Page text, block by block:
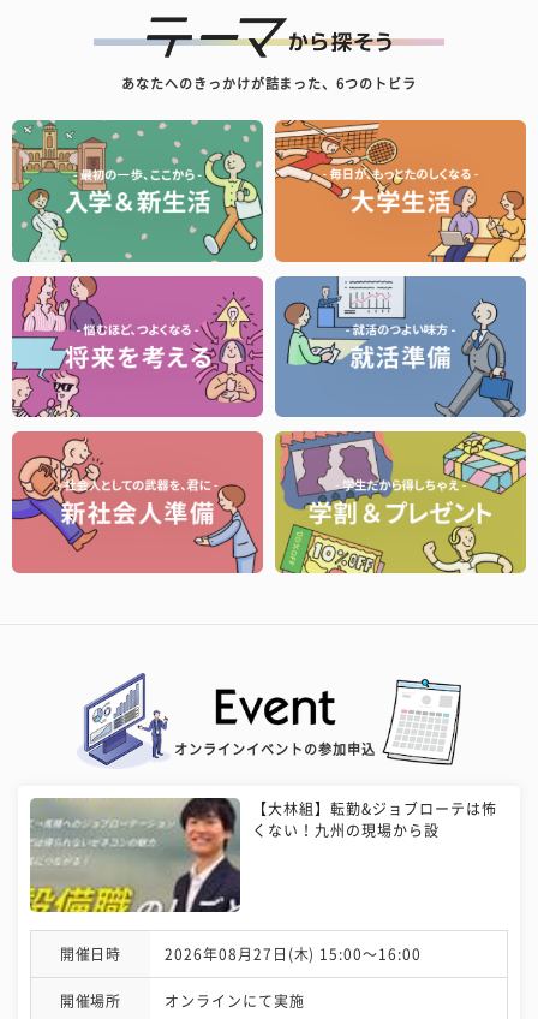
あなたへのきっかけが詰まった、6つのトビラ
オンラインイベントの参加申込
【大林組】転勤&ジョブローテは怖
くない！九州の現場から設
開催日時 2026年08月27日(木) 15:00〜16:00
開催場所 オンラインにて実施